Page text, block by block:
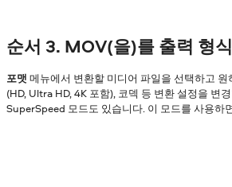
순서 3. MOV(을)를 출력 형
포맷 메뉴에서 변환할 미디어 파일을 선택하고
(HD, Ultra HD, 4K 포함), 코덱 등 변환 설정을 변
SuperSpeed 모드도 있습니다. 이 모드를 사용하